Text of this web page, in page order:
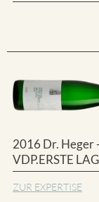
2016 Dr. Heger
VDP.ERSTE
ZUR EXPERTISE